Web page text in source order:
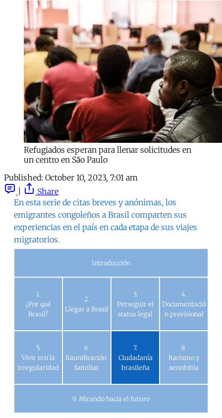
Refugiados esperan para llenar solicitudes en
un centro en São Paulo
Published: October 10, 2023, 7:01 am
Share
En esta serie de citas breves y anónimas, los
emigrantes congoleños a Brasil comparten sus
experiencias en el país en cada etapa de sus viajes
migratorios.
Introducción
1.
¿Por qué
Brasil?
2.
Llegar a Brasil
3.
Perseguir el
status legal
4.
Documentació
n provisional
5.
Vivir ern la
irregularidad
6.
Raunificación
familiar
7.
Ciudadanía
brasileña
8.
Racismo y
xenofobia
9. Mirando hacia el futuro